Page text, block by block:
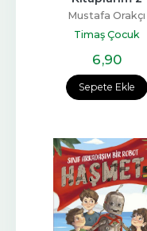
Sepete Ekle
Mustafa Orakçı
Timaş Çocuk
6,90